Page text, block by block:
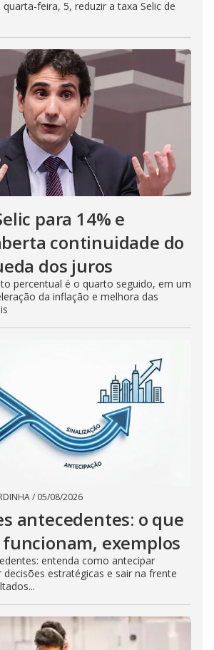
quarta-feira, 5, reduzir a taxa Selic de
para 14% e
continuidade do
dos juros
percentual é o quarto seguido, em um
da inflação e melhora das
/ 05/08/2026
antecedentes: o que
funcionam, exemplos
entenda como antecipar
estratégicas e sair na frente